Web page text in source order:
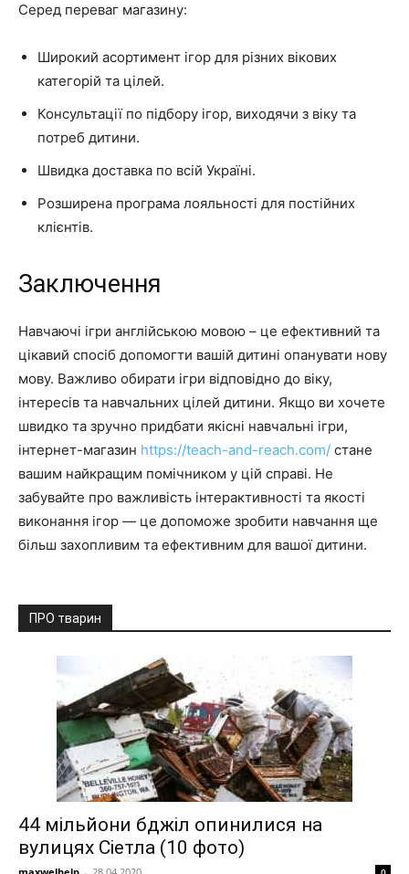
Серед переваг магазину:
Широкий асортимент ігор для різних вікових
категорій та цілей.
Консультації по підбору ігор, виходячи з віку та
потреб дитини.
Швидка доставка по всій Україні.
Розширена програма лояльності для постійних
клієнтів.
Заключення
Навчаючі ігри англійською мовою – це ефективний та
цікавий спосіб допомогти вашій дитині опанувати нову
мову. Важливо обирати ігри відповідно до віку,
інтересів та навчальних цілей дитини. Якщо ви хочете
швидко та зручно придбати якісні навчальні ігри,
інтернет-магазин https://teach-and-reach.com/ стане
вашим найкращим помічником у цій справі. Не
забувайте про важливість інтерактивності та якості
виконання ігор — це допоможе зробити навчання ще
більш захопливим та ефективним для вашої дитини.
ПРО тварин
44 мільйони бджіл опинилися на
вулицях Сіетла (10 фото)